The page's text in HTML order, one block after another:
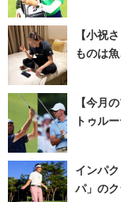
【小祝
ものは
【今月
トゥル
インパ
パ」の